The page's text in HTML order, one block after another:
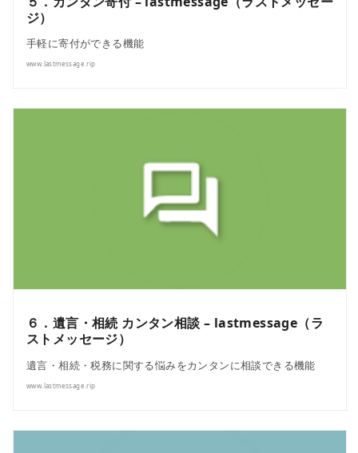
ジ）
手軽に寄付ができる機能
www.lastmessage.rip
６．遺言・相続 カンタン相談 – lastmessage（ラ
ストメッセージ）
遺言・相続・税務に関する悩みをカンタンに相談できる機能
www.lastmessage.rip